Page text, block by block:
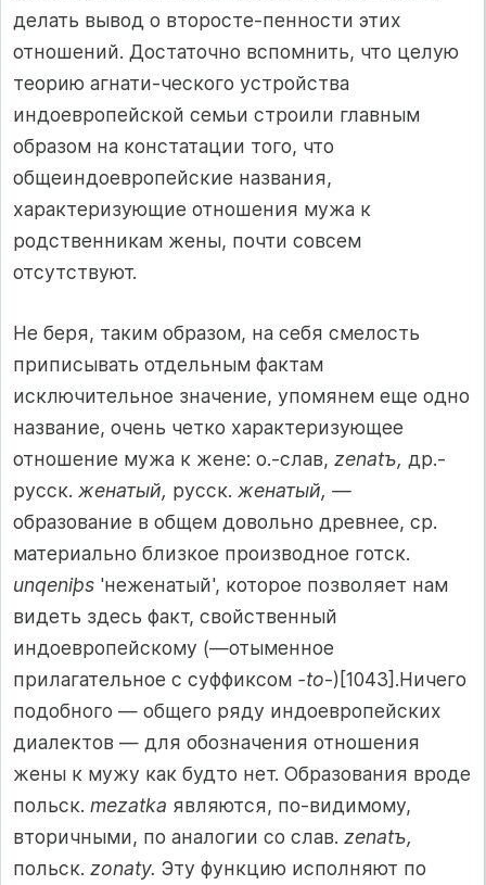
делать вывод о второсте-пенности этих
отношений. Достаточно вспомнить, что целую
теорию агнати-ческого устройства
индоевропейской семьи строили главным
образом на констатации того, что
общеиндоевропейские названия,
характеризующие отношения мужа к
родственникам жены, почти совсем
отсутствуют.
Не беря, таким образом, на себя смелость
приписывать отдельным фактам
исключительное значение, упомянем еще одно
название, очень четко характеризующее
отношение мужа к жене: о.-слав, zenatъ, др.-
русск. женатый, русск. женатый, —
образование в общем довольно древнее, ср.
материально близкое производное готск.
unqeniþs 'неженатый', которое позволяет нам
видеть здесь факт, свойственный
индоевропейскому (—отыменное
прилагательное с суффиксом -to-)[1043].Ничего
подобного — общего ряду индоевропейских
диалектов — для обозначения отношения
жены к мужу как будто нет. Образования вроде
польск. mezatka являются, по-видимому,
вторичными, по аналогии со слав. zenatъ,
польск. zonaty. Эту функцию исполняют по